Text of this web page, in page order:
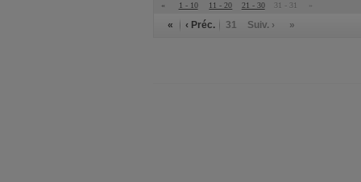
« 1 - 10 11 - 20 21 - 30 31 - 31 »
« ‹ Préc. 31 Suiv. › »